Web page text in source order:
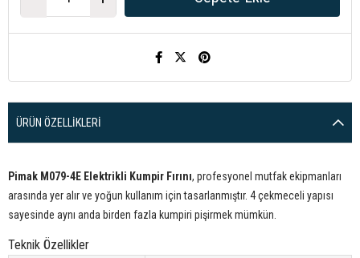
ÜRÜN ÖZELLIKLERI
Pimak M079-4E Elektrikli Kumpir Fırını, profesyonel mutfak ekipmanları
arasında yer alır ve yoğun kullanım için tasarlanmıştır. 4 çekmeceli yapısı
sayesinde aynı anda birden fazla kumpiri pişirmek mümkün.
Teknik Özellikler